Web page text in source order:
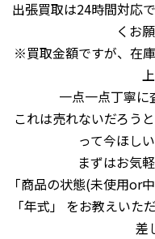
出張買取は24時間対応
くお
※買取金額ですが、在
一点一点丁寧に
これは売れないだろう
って今ほし
まずはお気
「商品の状態(未使用or
「年式」 をお教えい
差